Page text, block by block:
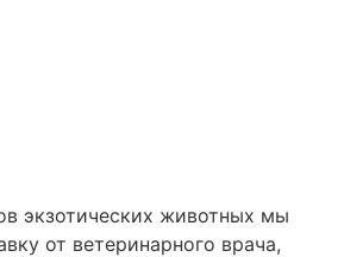
экзотических животных мы
от ветеринарного врача,